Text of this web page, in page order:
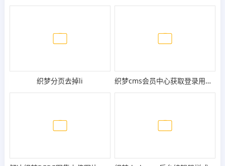
织梦分页去掉li 织梦cms会员中心获取登录用户名与ID号的方法